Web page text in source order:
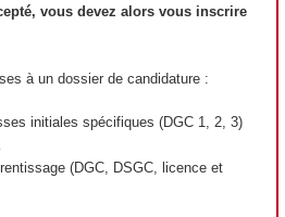
vous devez alors vous inscrire
à un dossier de candidature :
initiales spécifiques (DGC 1, 2, 3)
(DGC, DSGC, licence et